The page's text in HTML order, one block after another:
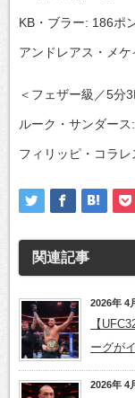
KB・ブラー: 186ポ
アンドレアス・メケ
＜フェザー級／5分
ルーク・サンダース
フィリッピ・コラレ
関連記事
2026年 4
【
ーグが
2026年 4